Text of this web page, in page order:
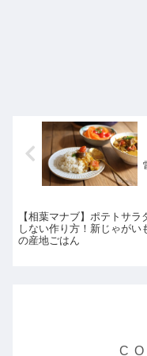
【相葉マナブ】ポテトサラ
しない作り方！新じゃがい
の産地ごはん